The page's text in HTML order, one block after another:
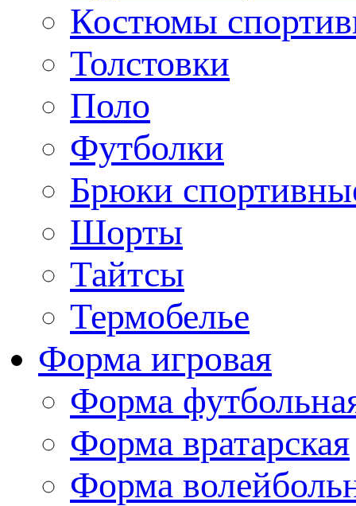
Костюмы
Толстовки
Поло
Футболки
Брюки
Шорты
Тайтсы
Термобелье
Форма игровая
Форма
Форма вратарская
Форма